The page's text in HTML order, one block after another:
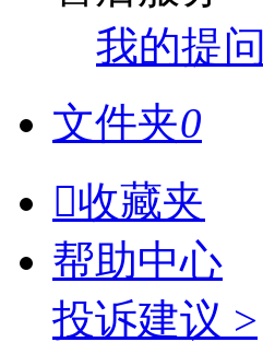
我的提问
文件夹0
收藏夹
帮助中心
投诉建议 >